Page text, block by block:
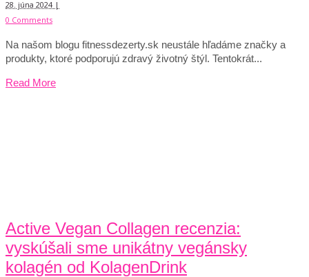
28. júna 2024 |
0 Comments
Na našom blogu fitnessdezerty.sk neustále hľadáme značky a
produkty, ktoré podporujú zdravý životný štýl. Tentokrát...
Read More
Active Vegan Collagen recenzia:
vyskúšali sme unikátny vegánsky
kolagén od KolagenDrink